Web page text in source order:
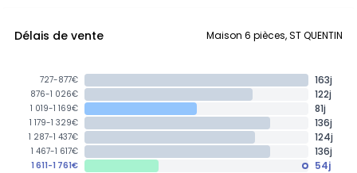
Délais de vente Maison 6 pièces, ST QUENTIN
727-877€ 163j
876-1 026€ 122j
1 019-1 169€ 81j
1 179-1 329€ 136j
1 287-1 437€ 124j
1 467-1 617€ 136j
1 611-1 761€ 54j